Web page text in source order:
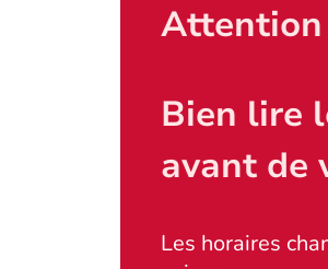
Attention
Bien lire
avant de
Les horaires